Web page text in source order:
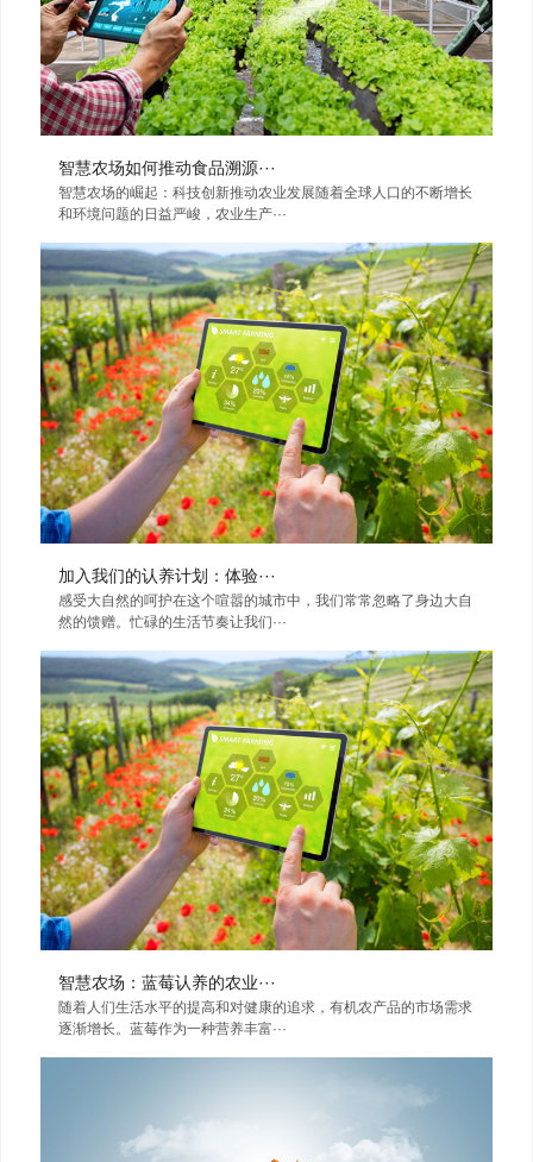
智慧农场如何推动食品溯源···
智慧农场的崛起：科技创新推动农业发展随着全球人口的不断增长
和环境问题的日益严峻，农业生产···
加入我们的认养计划：体验···
感受大自然的呵护在这个喧嚣的城市中，我们常常忽略了身边大自
然的馈赠。忙碌的生活节奏让我们···
智慧农场：蓝莓认养的农业···
随着人们生活水平的提高和对健康的追求，有机农产品的市场需求
逐渐增长。蓝莓作为一种营养丰富···